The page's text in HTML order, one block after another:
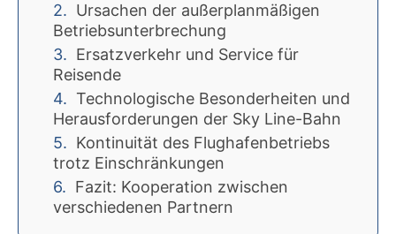
Ursachen der außerplanmäßigen
Betriebsunterbrechung
Ersatzverkehr und Service für
Reisende
Technologische Besonderheiten und
Herausforderungen der Sky Line-Bahn
Kontinuität des Flughafenbetriebs
trotz Einschränkungen
Fazit: Kooperation zwischen
verschiedenen Partnern